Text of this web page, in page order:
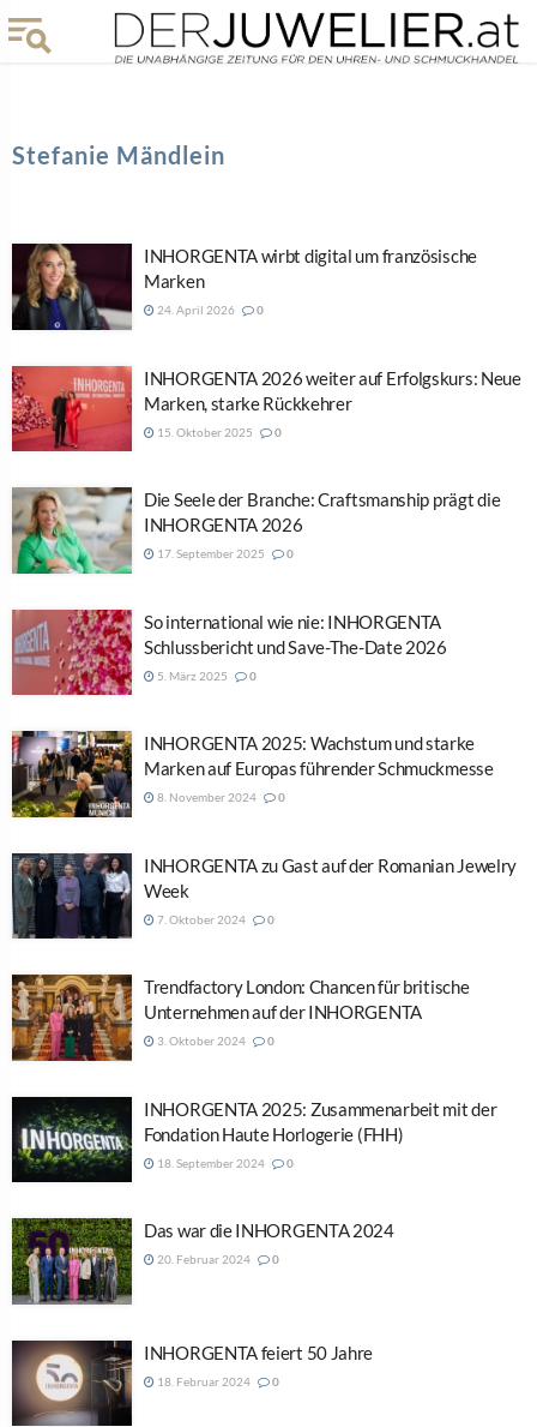
Stefanie Mändlein
INHORGENTA wirbt digital um französische
Marken
24. April 2026 0
INHORGENTA 2026 weiter auf Erfolgskurs: Neue
Marken, starke Rückkehrer
15. Oktober 2025 0
Die Seele der Branche: Craftsmanship prägt die
INHORGENTA 2026
17. September 2025 0
So international wie nie: INHORGENTA
Schlussbericht und Save-The-Date 2026
5. März 2025 0
INHORGENTA 2025: Wachstum und starke
Marken auf Europas führender Schmuckmesse
8. November 2024 0
INHORGENTA zu Gast auf der Romanian Jewelry
Week
7. Oktober 2024 0
Trendfactory London: Chancen für britische
Unternehmen auf der INHORGENTA
3. Oktober 2024 0
INHORGENTA 2025: Zusammenarbeit mit der
Fondation Haute Horlogerie (FHH)
18. September 2024 0
Das war die INHORGENTA 2024
20. Februar 2024 0
INHORGENTA feiert 50 Jahre
18. Februar 2024 0